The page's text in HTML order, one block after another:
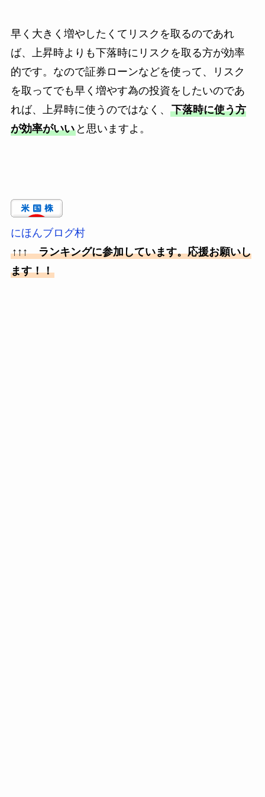
早く大きく増やしたくてリスクを取るのであれ
ば、上昇時よりも下落時にリスクを取る方が効率
的です。なので証券ローンなどを使って、リスク
を取ってでも早く増やす為の投資をしたいのであ
れば、上昇時に使うのではなく、 下落時に使う方
が効率がいいと思いますよ。
にほんブログ村
↑↑↑ ランキングに参加しています。応援お願いし
ます！！